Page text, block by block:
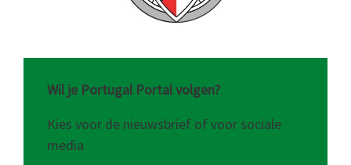
Wil je Portugal Portal volgen?
Kies voor de nieuwsbrief of voor sociale
media